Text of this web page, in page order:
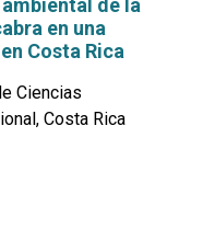
de la
en una
Costa Rica
Ciencias
Costa Rica